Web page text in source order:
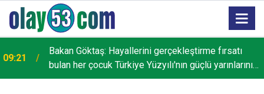
09:21
Bakan Göktaş: Hayallerini gerçekleştirme fırsatı
bulan her çocuk Türkiye Yüzyılı'nın güçlü yarınlarını
inşa edecek